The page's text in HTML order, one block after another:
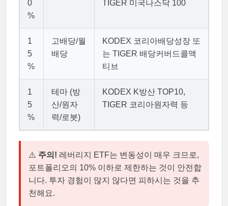
0
%
TIGER 미국나스닥 100
1
5
%
고배당/월
배당
KODEX 코리아배당성장 또
는 TIGER 배당커버드콜액
티브
1
5
%
테마 (방
산/원자
력/로봇)
KODEX K방산 TOP10,
TIGER 코리아원자력 등
⚠️ 주의! 레버리지 ETF는 변동성이 매우 크므로,
포트폴리오의 10% 이하로 제한하는 것이 안전합
니다. 투자 경험이 많지 않다면 피하시는 것을 추
천해요.